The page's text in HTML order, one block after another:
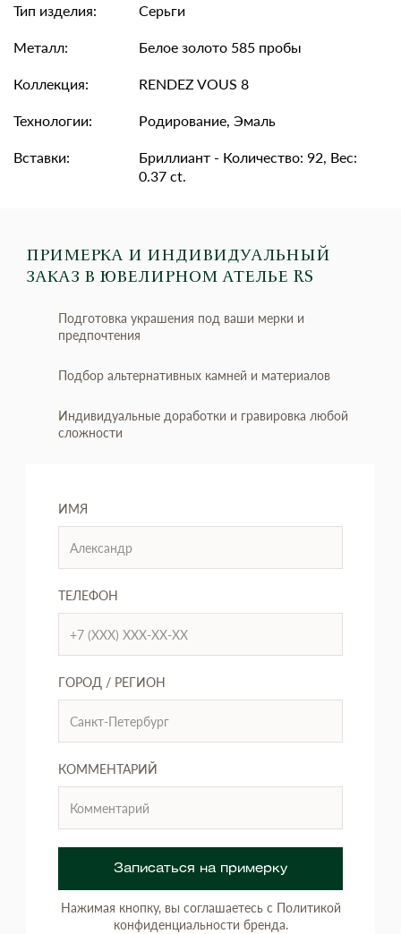
Тип изделия:
Серьги
Металл:
Белое золото 585 пробы
Коллекция:
RENDEZ VOUS 8
Технологии:
Родирование, Эмаль
Вставки:
Бриллиант - Количество: 92, Вес:
0.37 ct.
ПРИМЕРКА И ИНДИВИДУАЛЬНЫЙ
ЗАКАЗ В ЮВЕЛИРНОМ АТЕЛЬЕ RS
Подготовка украшения под ваши мерки и
предпочтения
Подбор альтернативных камней и материалов
Индивидуальные доработки и гравировка любой
сложности
ИМЯ
ТЕЛЕФОН
ГОРОД / РЕГИОН
КОММЕНТАРИЙ
Записаться на примерку
Нажимая кнопку, вы соглашаетесь с Политикой
конфиденциальности бренда.